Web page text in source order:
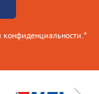
конфиденциальности .*